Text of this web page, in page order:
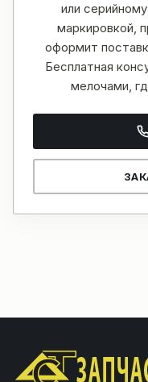
или
маркировкой,
оформит
Бесплатная
мелочами,